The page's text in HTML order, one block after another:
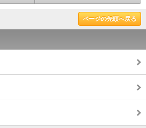
ページの先頭へ戻る